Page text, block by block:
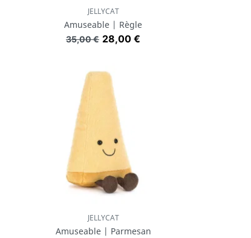
Aperçu rapide
JELLYCAT
Amuseable | Règle
Prix de base
35,00 € Prix
28,00 €
Aperçu rapide
JELLYCAT
Amuseable | Parmesan